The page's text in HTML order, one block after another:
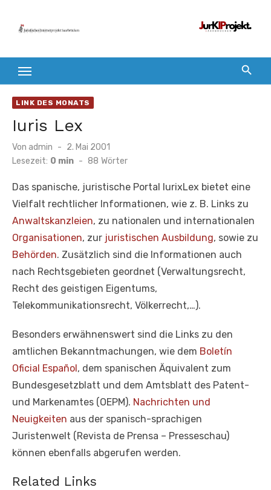
Inhalt
LINK DES MONATS
Iuris Lex
Von admin
Veröffentlicht
am
2. Mai 2001
Lesezeit: 0 min - 88 Wörter
Das spanische, juristische Portal IurixLex bietet eine
Vielfalt rechtlicher Informationen, wie z. B. Links zu
Anwaltskanzleien, zu nationalen und internationalen
Organisationen, zur juristischen Ausbildung, sowie zu
Behörden. Zusätzlich sind die Informationen auch
nach Rechtsgebieten geordnet (Verwaltungsrecht,
Recht des geistigen Eigentums,
Telekommunikationsrecht, Völkerrecht,…).
Besonders erwähnenswert sind die Links zu den
amtlichen Bekanntmachungen, wie dem Boletín
Oficial Español, dem spanischen Äquivalent zum
Bundesgesetzblatt und dem Amtsblatt des Patent-
und Markenamtes (OEPM). Nachrichten und
Neuigkeiten aus der spanisch-sprachigen
Juristenwelt (Revista de Prensa – Presseschau)
können ebenfalls abgerufen werden.
Related Links